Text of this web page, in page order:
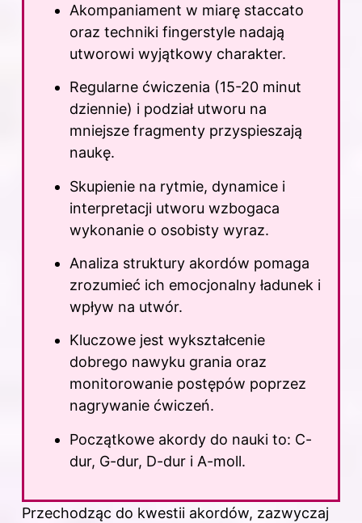
Akompaniament w miarę staccato
oraz techniki fingerstyle nadają
utworowi wyjątkowy charakter.
Regularne ćwiczenia (15-20 minut
dziennie) i podział utworu na
mniejsze fragmenty przyspieszają
naukę.
Skupienie na rytmie, dynamice i
interpretacji utworu wzbogaca
wykonanie o osobisty wyraz.
Analiza struktury akordów pomaga
zrozumieć ich emocjonalny ładunek i
wpływ na utwór.
Kluczowe jest wykształcenie
dobrego nawyku grania oraz
monitorowanie postępów poprzez
nagrywanie ćwiczeń.
Początkowe akordy do nauki to: C-
dur, G-dur, D-dur i A-moll.
Przechodząc do kwestii akordów, zazwyczaj